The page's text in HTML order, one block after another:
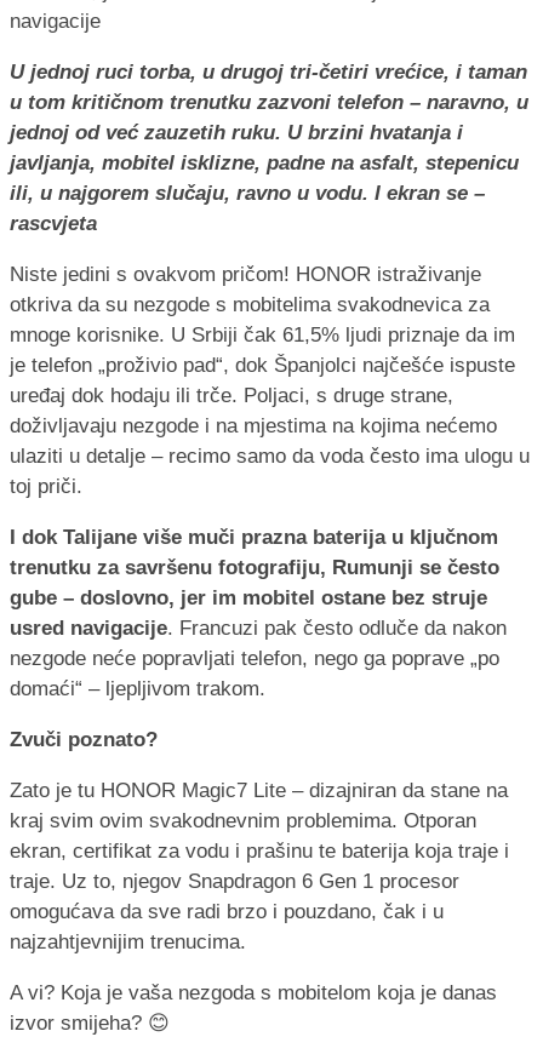
U jednoj ruci torba, u drugoj tri-četiri vrećice, i taman
u tom kritičnom trenutku zazvoni telefon – naravno, u
jednoj od već zauzetih ruku. U brzini hvatanja i
javljanja, mobitel isklizne, padne na asfalt, stepenicu
ili, u najgorem slučaju, ravno u vodu. I ekran se –
rascvjeta
Niste jedini s ovakvom pričom! HONOR istraživanje
otkriva da su nezgode s mobitelima svakodnevica za
mnoge korisnike. U Srbiji čak 61,5% ljudi priznaje da im
je telefon „proživio pad“, dok Španjolci najčešće ispuste
uređaj dok hodaju ili trče. Poljaci, s druge strane,
doživljavaju nezgode i na mjestima na kojima nećemo
ulaziti u detalje – recimo samo da voda često ima ulogu u
toj priči.
I dok Talijane više muči prazna baterija u ključnom
trenutku za savršenu fotografiju, Rumunji se često
gube – doslovno, jer im mobitel ostane bez struje
usred navigacije. Francuzi pak često odluče da nakon
nezgode neće popravljati telefon, nego ga poprave „po
domaći“ – ljepljivom trakom.
Zvuči poznato?
Zato je tu HONOR Magic7 Lite – dizajniran da stane na
kraj svim ovim svakodnevnim problemima. Otporan
ekran, certifikat za vodu i prašinu te baterija koja traje i
traje. Uz to, njegov Snapdragon 6 Gen 1 procesor
omogućava da sve radi brzo i pouzdano, čak i u
najzahtjevnijim trenucima.
A vi? Koja je vaša nezgoda s mobitelom koja je danas
izvor smijeha? 😊